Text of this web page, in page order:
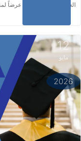
العالي والبحث العلمي عرضاً
12
مايو
2026
اقرأ المزيد ...